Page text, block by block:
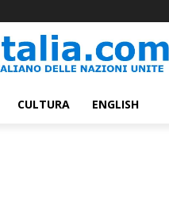
CULTURA ENGLISH